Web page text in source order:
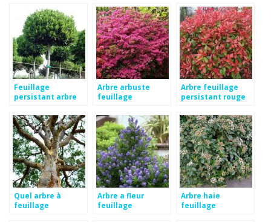
Feuillage
persistant arbre
Arbre arbuste
feuillage
Arbre feuillage
persistant rouge
Quel arbre à
feuillage
Arbre a fleur
feuillage
Arbre haie
feuillage